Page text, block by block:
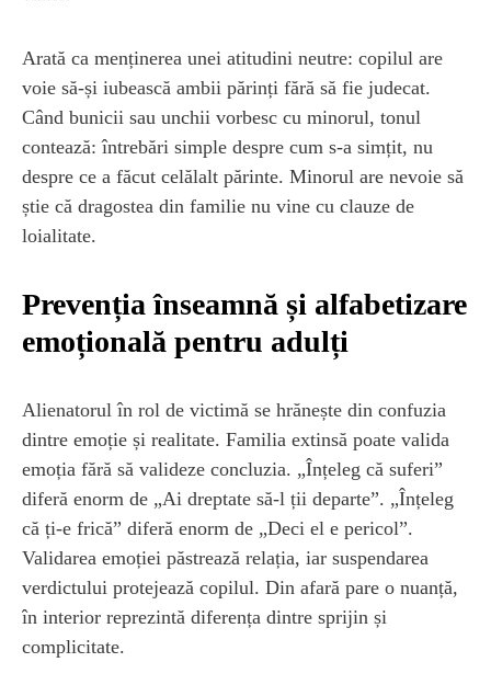
Arată ca menținerea unei atitudini neutre: copilul are
voie să-și iubească ambii părinți fără să fie judecat.
Când bunicii sau unchii vorbesc cu minorul, tonul
contează: întrebări simple despre cum s-a simțit, nu
despre ce a făcut celălalt părinte. Minorul are nevoie să
știe că dragostea din familie nu vine cu clauze de
loialitate.
Prevenția înseamnă și alfabetizare
emoțională pentru adulți
Alienatorul în rol de victimă se hrănește din confuzia
dintre emoție și realitate. Familia extinsă poate valida
emoția fără să valideze concluzia. „Înțeleg că suferi”
diferă enorm de „Ai dreptate să-l ții departe”. „Înțeleg
că ți-e frică” diferă enorm de „Deci el e pericol”.
Validarea emoției păstrează relația, iar suspendarea
verdictului protejează copilul. Din afară pare o nuanță,
în interior reprezintă diferența dintre sprijin și
complicitate.